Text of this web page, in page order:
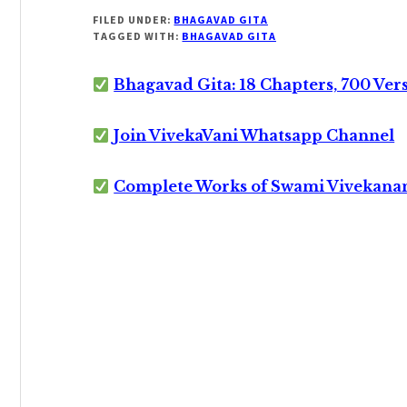
FILED UNDER: BHAGAVAD GITA
TAGGED WITH: BHAGAVAD GITA
Bhagavad Gita: 18 Chapters, 700
Join VivekaVani Whatsapp Channel
Complete Works of Swami